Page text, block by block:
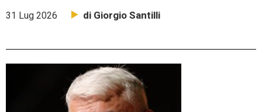
31 Lug 2026 di Giorgio Santilli